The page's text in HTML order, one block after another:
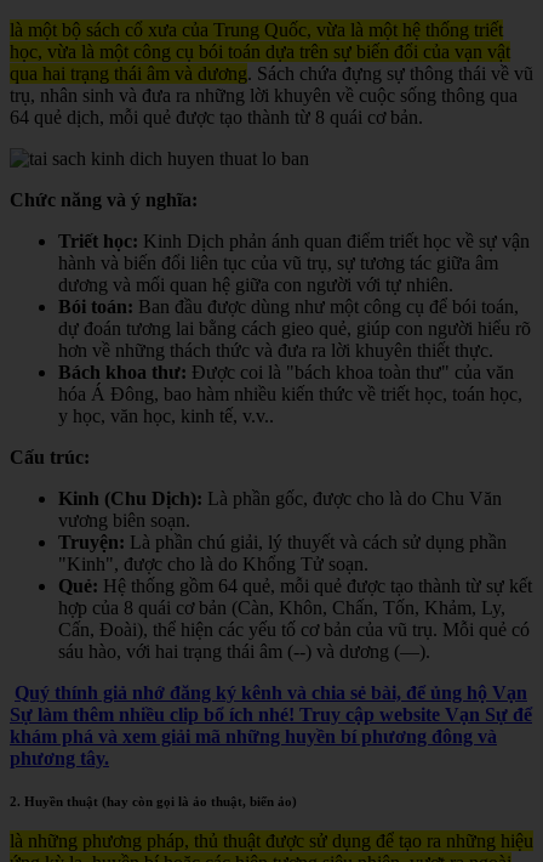
là một bộ sách cổ xưa của Trung Quốc, vừa là một hệ thống triết
học, vừa là một công cụ bói toán dựa trên sự biến đổi của vạn vật
qua hai trạng thái âm và dương. Sách chứa đựng sự thông thái về vũ
trụ, nhân sinh và đưa ra những lời khuyên về cuộc sống thông qua
64 quẻ dịch, mỗi quẻ được tạo thành từ 8 quái cơ bản.
Chức năng và ý nghĩa:
Triết học: Kinh Dịch phản ánh quan điểm triết học về sự vận
hành và biến đổi liên tục của vũ trụ, sự tương tác giữa âm
dương và mối quan hệ giữa con người với tự nhiên.
Bói toán: Ban đầu được dùng như một công cụ để bói toán,
dự đoán tương lai bằng cách gieo quẻ, giúp con người hiểu rõ
hơn về những thách thức và đưa ra lời khuyên thiết thực.
Bách khoa thư: Được coi là "bách khoa toàn thư" của văn
hóa Á Đông, bao hàm nhiều kiến thức về triết học, toán học,
y học, văn học, kinh tế, v.v..
Cấu trúc:
Kinh (Chu Dịch): Là phần gốc, được cho là do Chu Văn
vương biên soạn.
Truyện: Là phần chú giải, lý thuyết và cách sử dụng phần
"Kinh", được cho là do Khổng Tử soạn.
Quẻ: Hệ thống gồm 64 quẻ, mỗi quẻ được tạo thành từ sự kết
hợp của 8 quái cơ bản (Càn, Khôn, Chấn, Tốn, Khảm, Ly,
Cấn, Đoài), thể hiện các yếu tố cơ bản của vũ trụ. Mỗi quẻ có
sáu hào, với hai trạng thái âm (--) và dương (—).
Quý thính giả nhớ đăng ký kênh và chia sẻ bài, để ủng hộ Vạn
Sự làm thêm nhiều clip bổ ích nhé! Truy cập website Vạn Sự để
khám phá và xem giải mã những huyền bí phương đông và
phương tây.
2. Huyền thuật (hay còn gọi là ảo thuật, biến ảo)
là những phương pháp, thủ thuật được sử dụng để tạo ra những hiệu